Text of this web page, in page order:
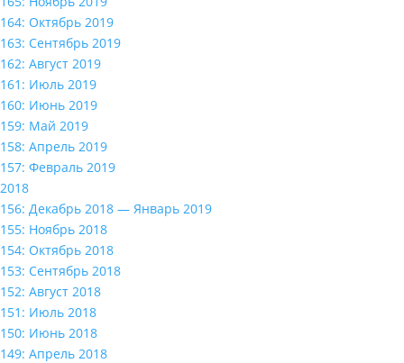
164: Октябрь 2019
163: Сентябрь 2019
162: Август 2019
161: Июль 2019
160: Июнь 2019
159: Май 2019
158: Апрель 2019
157: Февраль 2019
2018
156: Декабрь 2018 — Январь 2019
155: Ноябрь 2018
154: Октябрь 2018
153: Сентябрь 2018
152: Август 2018
151: Июль 2018
150: Июнь 2018
149: Апрель 2018